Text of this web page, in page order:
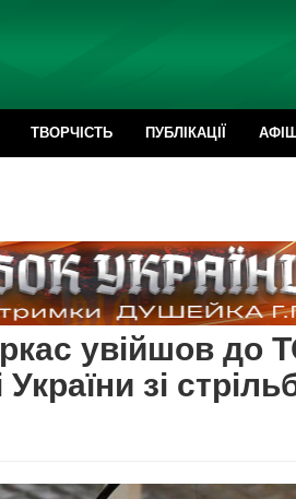
ТВОРЧІСТЬ ПУБЛІКАЦІЇ
увійшов до
зі